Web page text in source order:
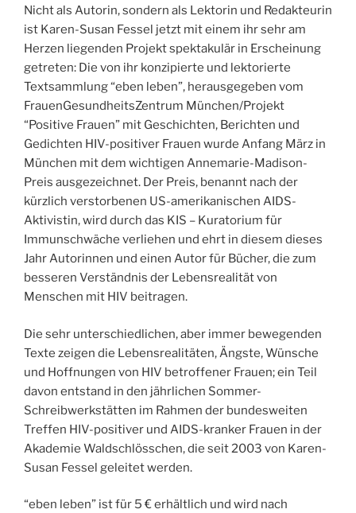
Nicht als Autorin, sondern als Lektorin und Redakteurin
ist Karen-Susan Fessel jetzt mit einem ihr sehr am
Herzen liegenden Projekt spektakulär in Erscheinung
getreten: Die von ihr konzipierte und lektorierte
Textsammlung “eben leben”, herausgegeben vom
FrauenGesundheitsZentrum München/Projekt
“Positive Frauen” mit Geschichten, Berichten und
Gedichten HIV-positiver Frauen wurde Anfang März in
München mit dem wichtigen Annemarie-Madison-
Preis ausgezeichnet. Der Preis, benannt nach der
kürzlich verstorbenen US-amerikanischen AIDS-
Aktivistin, wird durch das KIS – Kuratorium für
Immunschwäche verliehen und ehrt in diesem dieses
Jahr Autorinnen und einen Autor für Bücher, die zum
besseren Verständnis der Lebensrealität von
Menschen mit HIV beitragen.
Die sehr unterschiedlichen, aber immer bewegenden
Texte zeigen die Lebensrealitäten, Ängste, Wünsche
und Hoffnungen von HIV betroffener Frauen; ein Teil
davon entstand in den jährlichen Sommer-
Schreibwerkstätten im Rahmen der bundesweiten
Treffen HIV-positiver und AIDS-kranker Frauen in der
Akademie Waldschlösschen, die seit 2003 von Karen-
Susan Fessel geleitet werden.
“eben leben” ist für 5 € erhältlich und wird nach